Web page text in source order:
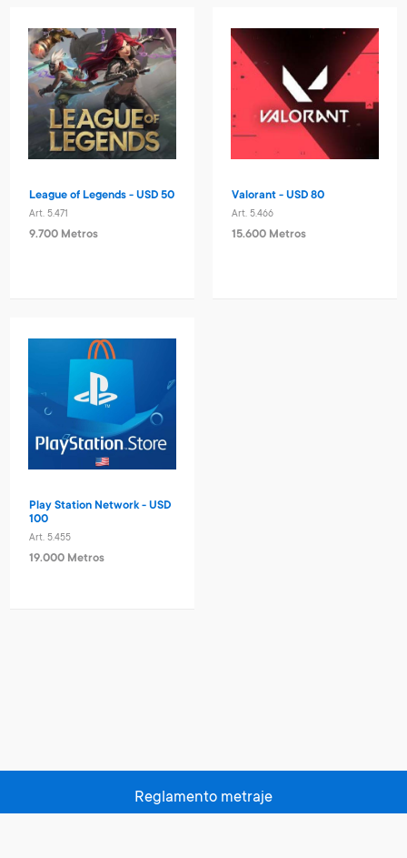
League of Legends - USD 50
Art. 5.471
9.700 Metros
Valorant - USD 80
Art. 5.466
15.600 Metros
Play Station Network - USD
100
Art. 5.455
19.000 Metros
Reglamento metraje